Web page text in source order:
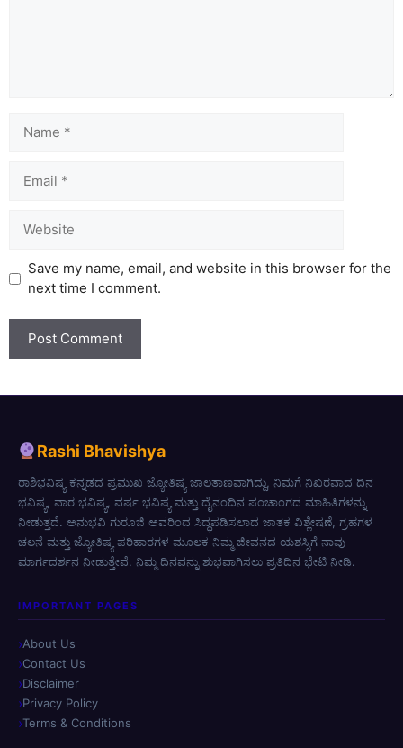
Save my name, email, and website in this browser for the
next time I comment.
Rashi Bhavishya
ರಾಶಿಭವಿಷ್ಯ ಕನ್ನಡದ ಪ್ರಮುಖ ಜ್ಯೋತಿಷ್ಯ ಜಾಲತಾಣವಾಗಿದ್ದು, ನಿಮಗೆ ನಿಖರವಾದ ದಿನ
ಭವಿಷ್ಯ, ವಾರ ಭವಿಷ್ಯ, ವರ್ಷ ಭವಿಷ್ಯ ಮತ್ತು ದೈನಂದಿನ ಪಂಚಾಂಗದ ಮಾಹಿತಿಗಳನ್ನು
ನೀಡುತ್ತದೆ. ಅನುಭವಿ ಗುರೂಜಿ ಅವರಿಂದ ಸಿದ್ಧಪಡಿಸಲಾದ ಜಾತಕ ವಿಶ್ಲೇಷಣೆ, ಗ್ರಹಗಳ
ಚಲನೆ ಮತ್ತು ಜ್ಯೋತಿಷ್ಯ ಪರಿಹಾರಗಳ ಮೂಲಕ ನಿಮ್ಮ ಜೀವನದ ಯಶಸ್ಸಿಗೆ ನಾವು
ಮಾರ್ಗದರ್ಶನ ನೀಡುತ್ತೇವೆ. ನಿಮ್ಮ ದಿನವನ್ನು ಶುಭವಾಗಿಸಲು ಪ್ರತಿದಿನ ಭೇಟಿ ನೀಡಿ.
IMPORTANT PAGES
About Us
Contact Us
Disclaimer
Privacy Policy
Terms & Conditions